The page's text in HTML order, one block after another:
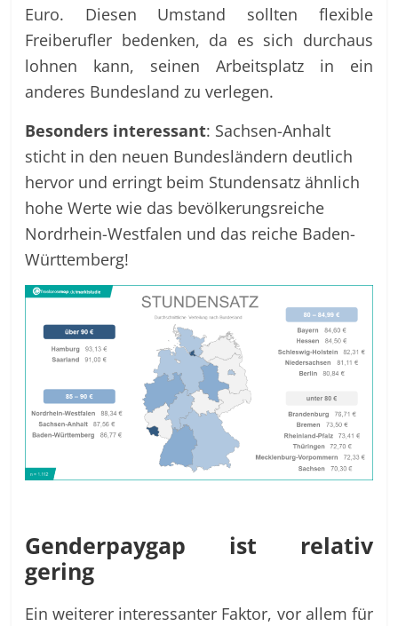
Euro. Diesen Umstand sollten flexible
Freiberufler bedenken, da es sich durchaus
lohnen kann, seinen Arbeitsplatz in ein
anderes Bundesland zu verlegen.
Besonders interessant: Sachsen-Anhalt
sticht in den neuen Bundesländern deutlich
hervor und erringt beim Stundensatz ähnlich
hohe Werte wie das bevölkerungsreiche
Nordrhein-Westfalen und das reiche Baden-
Württemberg!
Genderpaygap ist relativ
gering
Ein weiterer interessanter Faktor, vor allem für